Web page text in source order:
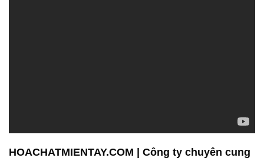
Chúng tôi cung cấp một loạt các sản phẩm hóa chất
chất lượng cao để xử lý nước trong nhiều ứng dụng